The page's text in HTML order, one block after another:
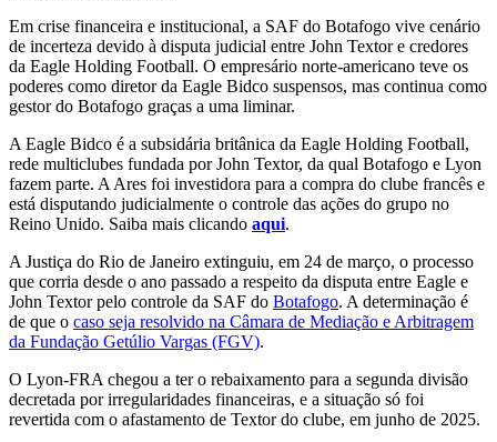
Em crise financeira e institucional, a SAF do Botafogo vive cenário
de incerteza devido à disputa judicial entre John Textor e credores
da Eagle Holding Football. O empresário norte-americano teve os
poderes como diretor da Eagle Bidco suspensos, mas continua como
gestor do Botafogo graças a uma liminar.
A Eagle Bidco é a subsidária britânica da Eagle Holding Football,
rede multiclubes fundada por John Textor, da qual Botafogo e Lyon
fazem parte. A Ares foi investidora para a compra do clube francês e
está disputando judicialmente o controle das ações do grupo no
Reino Unido. Saiba mais clicando aqui.
A Justiça do Rio de Janeiro extinguiu, em 24 de março, o processo
que corria desde o ano passado a respeito da disputa entre Eagle e
John Textor pelo controle da SAF do Botafogo. A determinação é
de que o caso seja resolvido na Câmara de Mediação e Arbitragem
da Fundação Getúlio Vargas (FGV).
O Lyon-FRA chegou a ter o rebaixamento para a segunda divisão
decretada por irregularidades financeiras, e a situação só foi
revertida com o afastamento de Textor do clube, em junho de 2025.